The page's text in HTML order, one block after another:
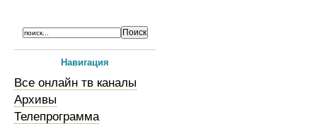
Навигация
Все онлайн тв каналы
Архивы
Телепрограмма